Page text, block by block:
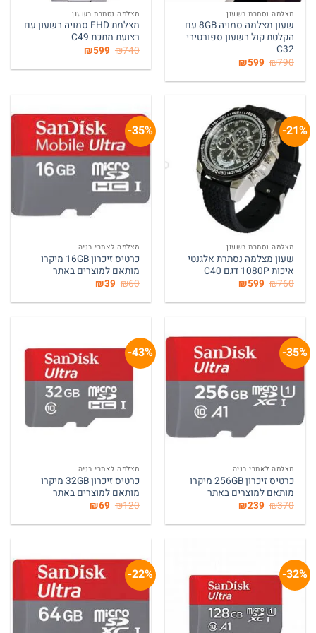
מצלמה נסתרת בשעון
שעון מצלמה סמויה 8GB עם
הקלטת קול בשעון ספורטיבי
C32
₪790 המחיר
היה:
₪599 המחיר
הוא:
מצלמה נסתרת בשעון
מצלמת FHD סמויה בשעון עם
רצועת מתכת C49
₪740 המחיר
היה:
₪599 המחיר
הוא:
21%-
מצלמה נסתרת בשעון
שעון מצלמה נסתרת אלגנטי
איכות 1080P דגם C40
₪760 המחיר
היה:
₪599 המחיר
הוא:
35%-
מצלמה לאתרי בניה
כרטיס זיכרון 16GB מיקרו
מותאם למוצרים באתר
₪60 המחיר
היה:
₪39 המחיר
הוא:
35%-
מצלמה לאתרי בניה
כרטיס זיכרון 256GB מיקרו
מותאם למוצרים באתר
₪370 המחיר
היה:
₪239 המחיר
הוא:
43%-
מצלמה לאתרי בניה
כרטיס זיכרון 32GB מיקרו
מותאם למוצרים באתר
₪120 המחיר
היה:
₪69 המחיר
הוא:
32%-
22%-